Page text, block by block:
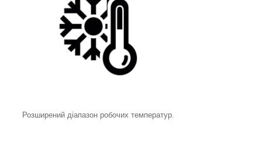
Розширений діапазон робочих температур.